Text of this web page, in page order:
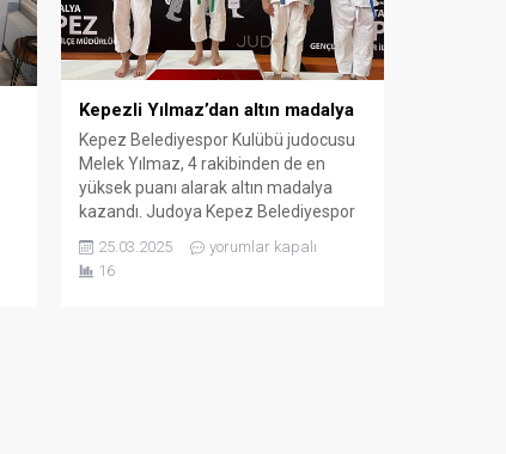
Kepezli Yılmaz’dan altın madalya
Kepez Belediyespor Kulübü judocusu
Melek Yılmaz, 4 rakibinden de en
yüksek puanı alarak altın madalya
kazandı. Judoya Kepez Belediyespor
Melek Yılmaz, Okullararası Antalya
Şampiyonasında 4 rakibini de
25.03.2025
yorumlar kapalı
16